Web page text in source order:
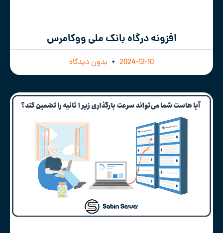
افزونه درگاه بانک ملی ووکامرس
2024-12-10 بدون دیدگاه